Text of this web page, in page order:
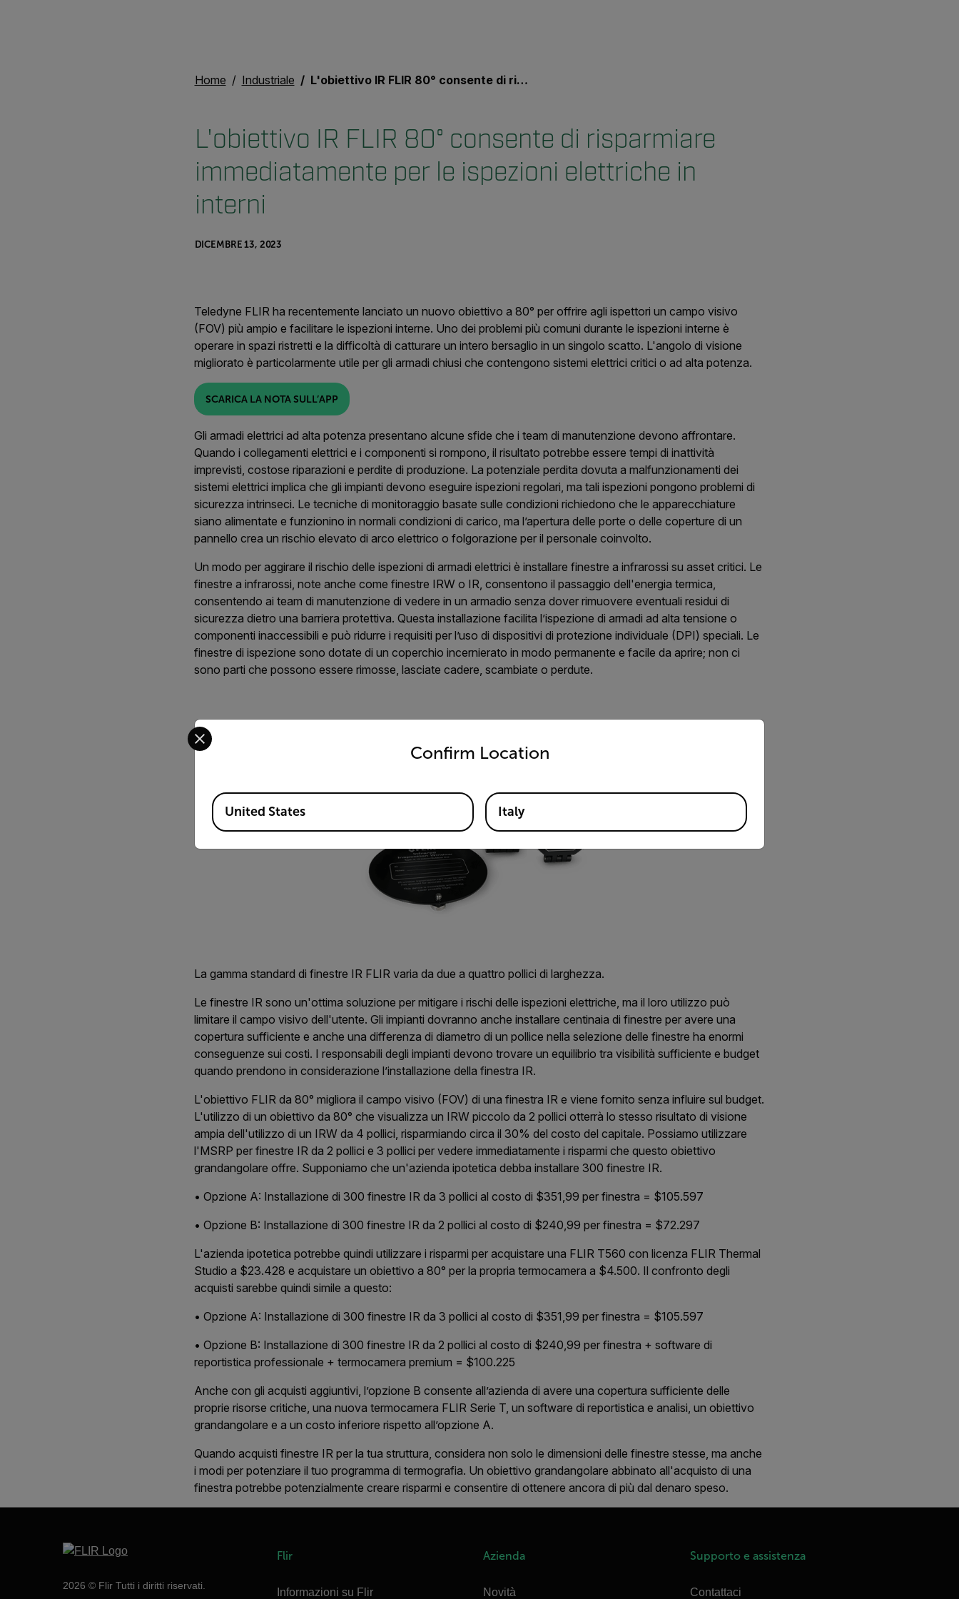
Home Industriale L'obiettivo IR FLIR 80° consente di risparmiare immediatamente per le ispezioni elettriche in interni
L'obiettivo IR FLIR 80° consente di risparmiare
immediatamente per le ispezioni elettriche in
interni
DICEMBRE 13, 2023
Teledyne FLIR ha recentemente lanciato un nuovo obiettivo a 80° per offrire agli ispettori un campo visivo
(FOV) più ampio e facilitare le ispezioni interne. Uno dei problemi più comuni durante le ispezioni interne è
operare in spazi ristretti e la difficoltà di catturare un intero bersaglio in un singolo scatto. L'angolo di visione
migliorato è particolarmente utile per gli armadi chiusi che contengono sistemi elettrici critici o ad alta potenza.
SCARICA LA NOTA SULL’APP
Gli armadi elettrici ad alta potenza presentano alcune sfide che i team di manutenzione devono affrontare.
Quando i collegamenti elettrici e i componenti si rompono, il risultato potrebbe essere tempi di inattività
imprevisti, costose riparazioni e perdite di produzione. La potenziale perdita dovuta a malfunzionamenti dei
sistemi elettrici implica che gli impianti devono eseguire ispezioni regolari, ma tali ispezioni pongono problemi di
sicurezza intrinseci. Le tecniche di monitoraggio basate sulle condizioni richiedono che le apparecchiature
siano alimentate e funzionino in normali condizioni di carico, ma l’apertura delle porte o delle coperture di un
pannello crea un rischio elevato di arco elettrico o folgorazione per il personale coinvolto.
Un modo per aggirare il rischio delle ispezioni di armadi elettrici è installare finestre a infrarossi su asset critici. Le
finestre a infrarossi, note anche come finestre IRW o IR, consentono il passaggio dell'energia termica,
consentendo ai team di manutenzione di vedere in un armadio senza dover rimuovere eventuali residui di
sicurezza dietro una barriera protettiva. Questa installazione facilita l’ispezione di armadi ad alta tensione o
componenti inaccessibili e può ridurre i requisiti per l’uso di dispositivi di protezione individuale (DPI) speciali. Le
finestre di ispezione sono dotate di un coperchio incernierato in modo permanente e facile da aprire; non ci
sono parti che possono essere rimosse, lasciate cadere, scambiate o perdute.
La gamma standard di finestre IR FLIR varia da due a quattro pollici di larghezza.
Le finestre IR sono un'ottima soluzione per mitigare i rischi delle ispezioni elettriche, ma il loro utilizzo può
limitare il campo visivo dell'utente. Gli impianti dovranno anche installare centinaia di finestre per avere una
copertura sufficiente e anche una differenza di diametro di un pollice nella selezione delle finestre ha enormi
conseguenze sui costi. I responsabili degli impianti devono trovare un equilibrio tra visibilità sufficiente e budget
quando prendono in considerazione l’installazione della finestra IR.
L'obiettivo FLIR da 80° migliora il campo visivo (FOV) di una finestra IR e viene fornito senza influire sul budget.
L'utilizzo di un obiettivo da 80° che visualizza un IRW piccolo da 2 pollici otterrà lo stesso risultato di visione
ampia dell'utilizzo di un IRW da 4 pollici, risparmiando circa il 30% del costo del capitale. Possiamo utilizzare
l'MSRP per finestre IR da 2 pollici e 3 pollici per vedere immediatamente i risparmi che questo obiettivo
grandangolare offre. Supponiamo che un'azienda ipotetica debba installare 300 finestre IR.
• Opzione A: Installazione di 300 finestre IR da 3 pollici al costo di $351,99 per finestra = $105.597
• Opzione B: Installazione di 300 finestre IR da 2 pollici al costo di $240,99 per finestra = $72.297
L'azienda ipotetica potrebbe quindi utilizzare i risparmi per acquistare una FLIR T560 con licenza FLIR Thermal
Studio a $23.428 e acquistare un obiettivo a 80° per la propria termocamera a $4.500. Il confronto degli
acquisti sarebbe quindi simile a questo:
• Opzione A: Installazione di 300 finestre IR da 3 pollici al costo di $351,99 per finestra = $105.597
• Opzione B: Installazione di 300 finestre IR da 2 pollici al costo di $240,99 per finestra + software di
reportistica professionale + termocamera premium = $100.225
Anche con gli acquisti aggiuntivi, l’opzione B consente all’azienda di avere una copertura sufficiente delle
proprie risorse critiche, una nuova termocamera FLIR Serie T, un software di reportistica e analisi, un obiettivo
grandangolare e a un costo inferiore rispetto all’opzione A.
Quando acquisti finestre IR per la tua struttura, considera non solo le dimensioni delle finestre stesse, ma anche
i modi per potenziare il tuo programma di termografia. Un obiettivo grandangolare abbinato all'acquisto di una
finestra potrebbe potenzialmente creare risparmi e consentire di ottenere ancora di più dal denaro speso.
2026 © Flir Tutti i diritti riservati.
Flir
Informazioni su Flir
Azienda
Novità
Supporto e assistenza
Contattaci
Confirm Location
Select your preferred country and language from the options below to access the appropriate version of our website.
Available Locations
United States Italy